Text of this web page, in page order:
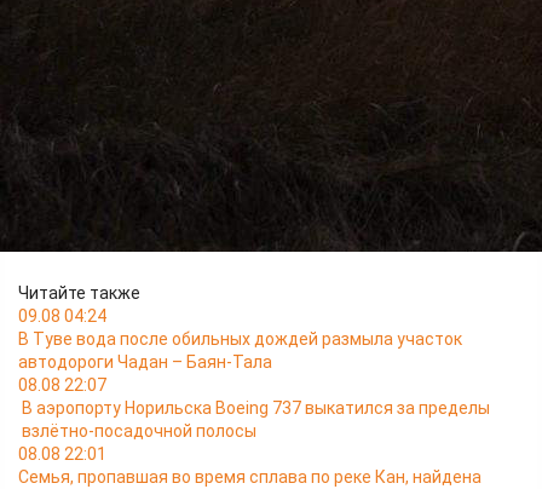
В субботу днём в Усть-Абаканском районе Республики
Хакасия недалеко от железнодорожной станции Урожайная
загорелась степь. На место выехали абаканские огнеборцы.
Фронт огня составил пять километров. Ликвидация заняла
почти три часа. На месте работали 12 пожарных и три
единицы техники. Причину пожара устанавливают
дознаватели МЧС России.
Воскресенье обошлось в республике без пожаров.
Читайте также
09.08 04:24
В Туве вода после обильных дождей размыла участок
автодороги Чадан – Баян-Тала
08.08 22:07
В аэропорту Норильска Boeing 737 выкатился за пределы
взлётно-посадочной полосы
08.08 22:01
Семья, пропавшая во время сплава по реке Кан, найдена